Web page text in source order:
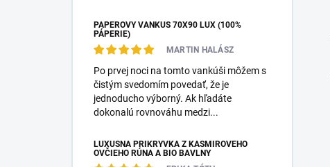
PÁPEROVÝ VANKÚŠ 70X90 LUX (100%
PÁPERIE)
MARTIN HALÁSZ
Po prvej noci na tomto vankúši môžem s
čistým svedomím povedať, že je
jednoducho výborný. Ak hľadáte
dokonalú rovnováhu medzi...
LUXUSNÁ PRIKRÝVKA Z KAŠMÍROVÉHO
OVČIEHO RÚNA A BIO BAVLNY